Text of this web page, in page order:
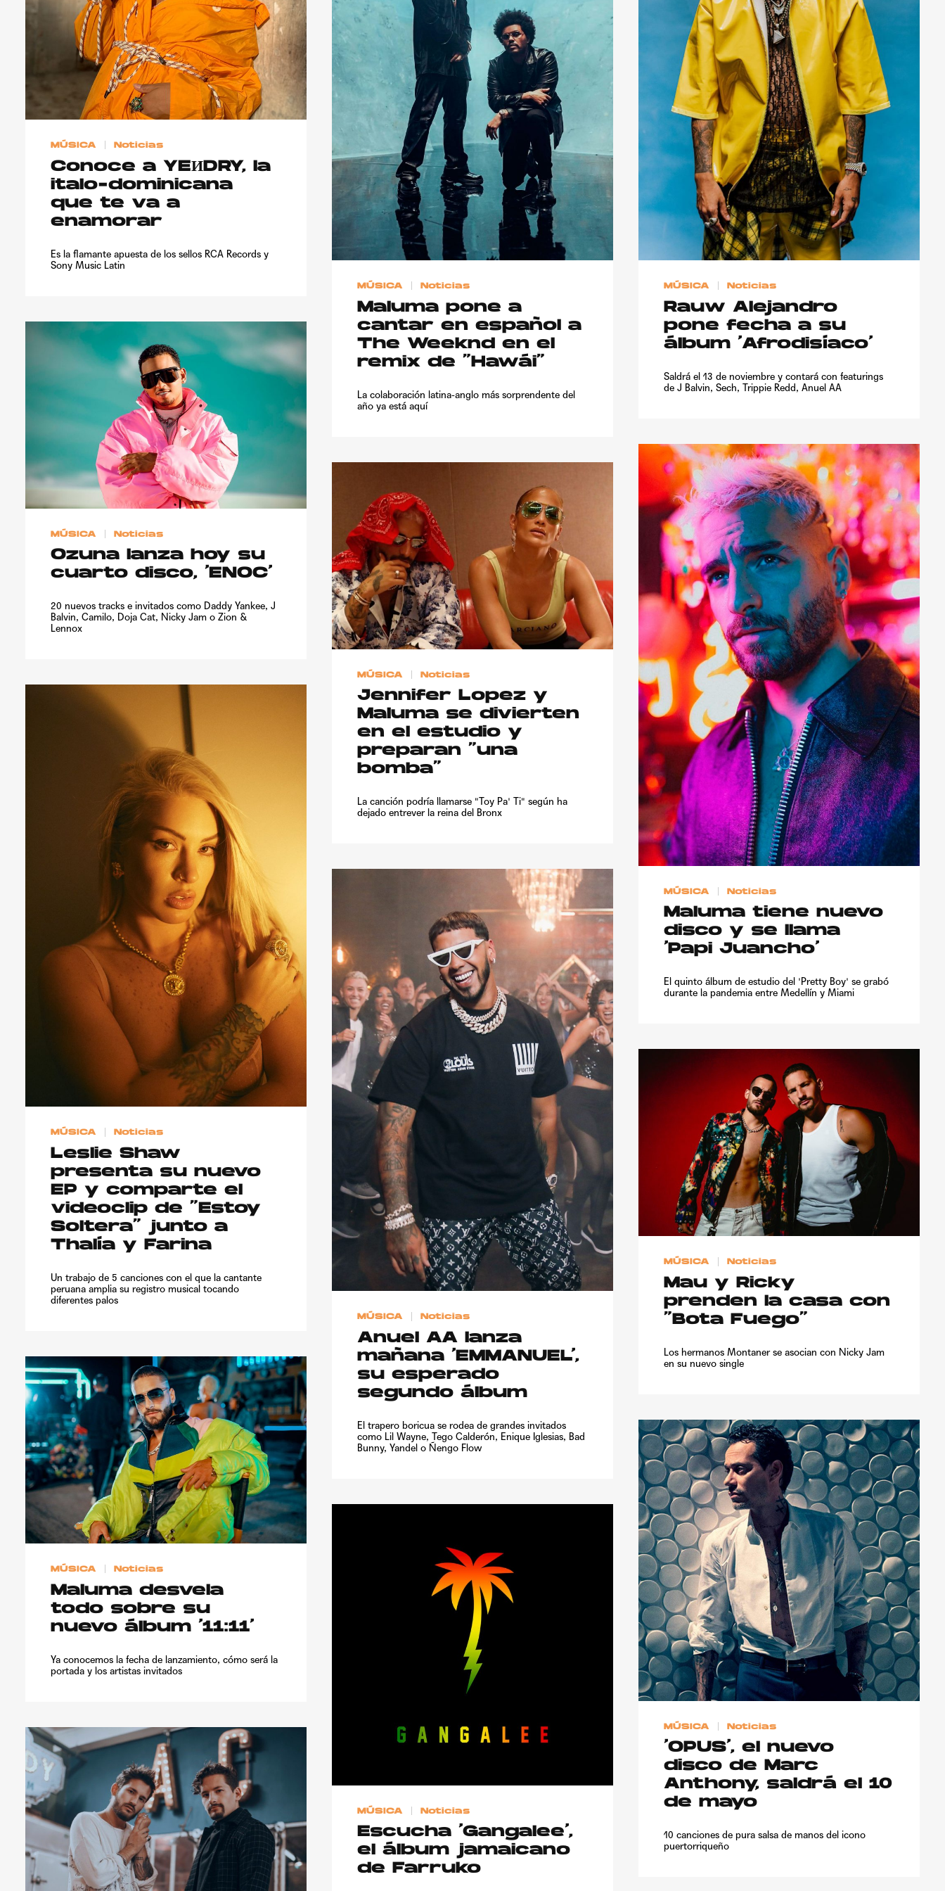
MÚSICA Noticias
Conoce a YEИDRY, la
italo-dominicana
que te va a
enamorar
Es la flamante apuesta de los sellos RCA Records y
Sony Music Latin
MÚSICA Noticias
Maluma pone a
cantar en español a
The Weeknd en el
remix de “Hawái”
La colaboración latina-anglo más sorprendente del
año ya está aquí
MÚSICA Noticias
Rauw Alejandro
pone fecha a su
álbum ‘Afrodisíaco’
Saldrá el 13 de noviembre y contará con featurings
de J Balvin, Sech, Trippie Redd, Anuel AA
MÚSICA Noticias
Ozuna lanza hoy su
cuarto disco, ‘ENOC’
20 nuevos tracks e invitados como Daddy Yankee, J
Balvin, Camilo, Doja Cat, Nicky Jam o Zion &
Lennox
MÚSICA Noticias
Maluma tiene nuevo
disco y se llama
‘Papi Juancho’
El quinto álbum de estudio del 'Pretty Boy' se grabó
durante la pandemia entre Medellín y Miami
MÚSICA Noticias
Jennifer Lopez y
Maluma se divierten
en el estudio y
preparan “una
bomba”
La canción podría llamarse "Toy Pa' Ti" según ha
dejado entrever la reina del Bronx
MÚSICA Noticias
Leslie Shaw
presenta su nuevo
EP y comparte el
videoclip de “Estoy
Soltera” junto a
Thalía y Farina
Un trabajo de 5 canciones con el que la cantante
peruana amplia su registro musical tocando
diferentes palos
MÚSICA Noticias
Anuel AA lanza
mañana ‘EMMANUEL’,
su esperado
segundo álbum
El trapero boricua se rodea de grandes invitados
como Lil Wayne, Tego Calderón, Enique Iglesias, Bad
Bunny, Yandel o Ñengo Flow
MÚSICA Noticias
Mau y Ricky
prenden la casa con
“Bota Fuego”
Los hermanos Montaner se asocian con Nicky Jam
en su nuevo single
MÚSICA Noticias
Maluma desvela
todo sobre su
nuevo álbum ‘11:11’
Ya conocemos la fecha de lanzamiento, cómo será la
portada y los artistas invitados
MÚSICA Noticias
‘OPUS’, el nuevo
disco de Marc
Anthony, saldrá el 10
de mayo
10 canciones de pura salsa de manos del icono
puertorriqueño
MÚSICA Noticias
Escucha ‘Gangalee’,
el álbum jamaicano
de Farruko